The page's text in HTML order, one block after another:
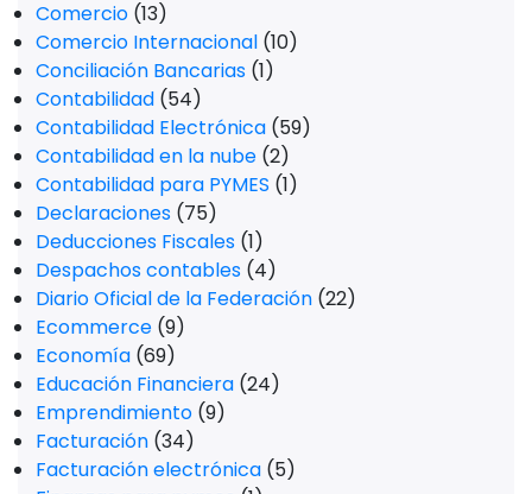
Comercio (13)
Comercio Internacional (10)
Conciliación Bancarias (1)
Contabilidad (54)
Contabilidad Electrónica (59)
Contabilidad en la nube (2)
Contabilidad para PYMES (1)
Declaraciones (75)
Deducciones Fiscales (1)
Despachos contables (4)
Diario Oficial de la Federación (22)
Ecommerce (9)
Economía (69)
Educación Financiera (24)
Emprendimiento (9)
Facturación (34)
Facturación electrónica (5)